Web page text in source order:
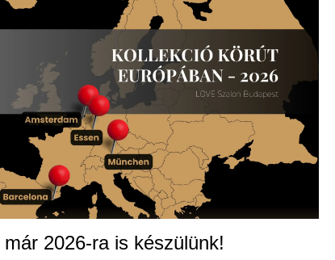
már 2026-ra is készülünk!